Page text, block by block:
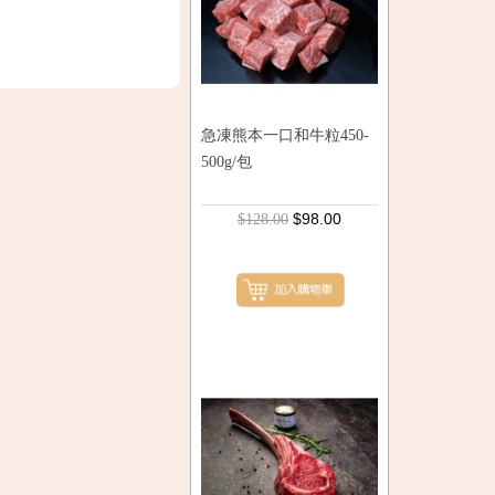
急凍熊本一口和牛粒450-
500g/包
$128.00 $98.00